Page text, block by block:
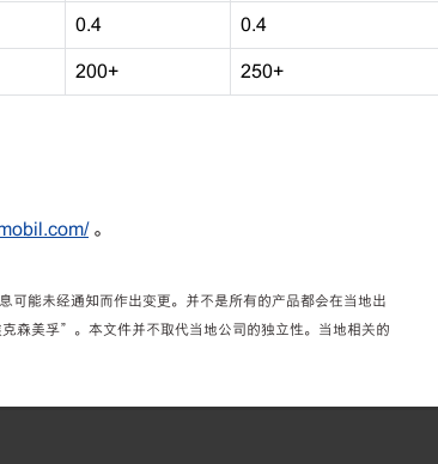
0.4 0.4
200+ 250+
。
可能未经通知而作出变更。并不是所有的产品都会在当地出
森美孚”。本文件并不取代当地公司的独立性。当地相关的